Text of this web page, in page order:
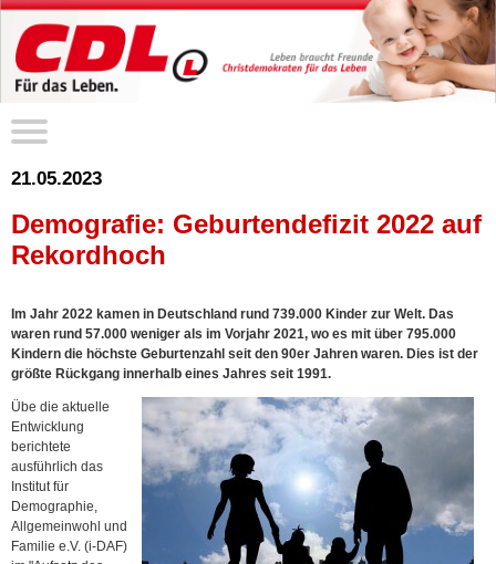
21.05.2023
Demografie: Geburtendefizit 2022 auf
Rekordhoch
Im Jahr 2022 kamen in Deutschland rund 739.000 Kinder zur Welt. Das
waren rund 57.000 weniger als im Vorjahr 2021, wo es mit über 795.000
Kindern die höchste Geburtenzahl seit den 90er Jahren waren. Dies ist der
größte Rückgang innerhalb eines Jahres seit 1991.
Übe die aktuelle
Entwicklung
berichtete
ausführlich das
Institut für
Demographie,
Allgemeinwohl und
Familie e.V. (i-DAF)